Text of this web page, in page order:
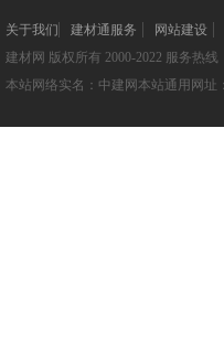
关于我们 建材通服务
网站建设
建材网 版权所有 2000-2022 服务热线
本站网络实名：中建网本站通用网址